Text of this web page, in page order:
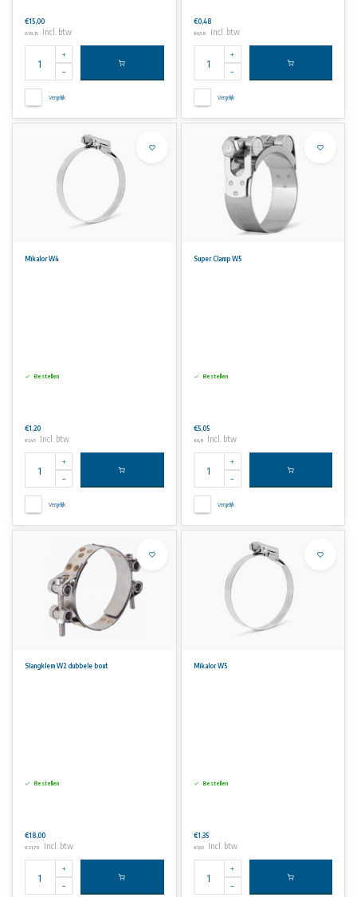
€15,00
€18,15 Incl. btw
Vergelijk
€0,48
€0,58 Incl. btw
Vergelijk
Mikalor W4
Bestellen
€1,20
€1,45 Incl. btw
Vergelijk
Super Clamp W5
Bestellen
€5,05
€6,11 Incl. btw
Vergelijk
Slangklem W2 dubbele bout
Bestellen
€18,00
€21,78 Incl. btw
Mikalor W5
Bestellen
€1,35
€1,63 Incl. btw